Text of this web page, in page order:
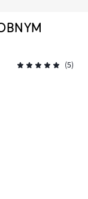
(5)